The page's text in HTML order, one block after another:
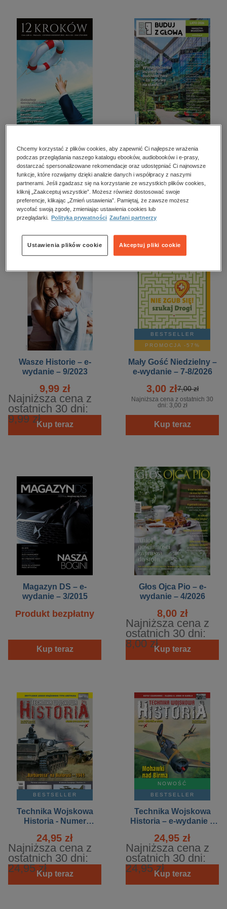
polityka, społeczno-informacyjne
psychologiczne
inne
popularno-naukowe
historia
zdrowie
religie
– 6/2023
3,00 zł
Najniższa cena z
ostatnich 30 dni:
3,00 złKup teraz
Poradnik Kosztorysanta
– e-wydania – 2/2026
39,85 zł
Najniższa cena z
ostatnich 30 dni:
39,85 złKup teraz
Wasze Historie – e-
wydanie – 9/2023
9,99 zł
Najniższa cena z
ostatnich 30 dni:
9,99 złKup teraz
BESTSELLER
PROMOCJA -57%
Mały Gość Niedzielny –
e-wydanie – 7-8/2026
3,00 zł7,00 zł
Najniższa cena z ostatnich 30
dni: 3,00 zł
Kup teraz
Magazyn DS – e-
wydanie – 3/2015
Produkt bezpłatny
Kup teraz
Głos Ojca Pio – e-
wydanie – 4/2026
8,00 zł
Najniższa cena z
ostatnich 30 dni:
8,00 złKup teraz
BESTSELLER
Technika Wojskowa
Historia - Numer
3/2026
24,95 zł
Najniższa cena z
ostatnich 30 dni:
24,95 złKup teraz
NOWOŚĆ
BESTSELLER
Technika Wojskowa
Historia – e-wydanie –
24,95 zł
Najniższa cena z
ostatnich 30 dni:
24,95 złKup teraz
Chcemy korzystać z plików cookies, aby zapewnić Ci najlepsze wrażenia
podczas przeglądania naszego katalogu ebooków, audiobooków i e-prasy,
dostarczać spersonalizowane rekomendacje oraz udostępniać Ci najnowsze
funkcje, które rozwijamy dzięki analizie danych i współpracy z naszymi
partnerami. Jeśli zgadzasz się na korzystanie ze wszystkich plików cookies,
kliknij „Zaakceptuj wszystkie”. Możesz również dostosować swoje
preferencje, klikając „Zmień ustawienia”. Pamiętaj, że zawsze możesz
wycofać swoją zgodę, zmieniając ustawienia cookies lub
przeglądarki.
Polityka prywatności Zaufani partnerzy
Akceptuj pliki cookie
Ustawienia plików cookie